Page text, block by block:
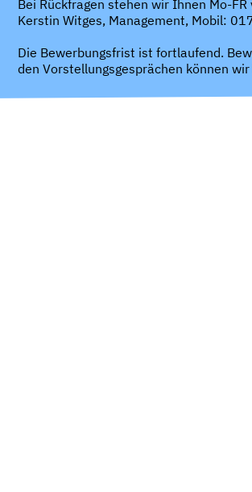
Bei Rückfragen stehen wir Ihnen Mo-
Kerstin Witges, Management, Mobil:
Die Bewerbungsfrist ist fortlaufend.
den Vorstellungsgesprächen können